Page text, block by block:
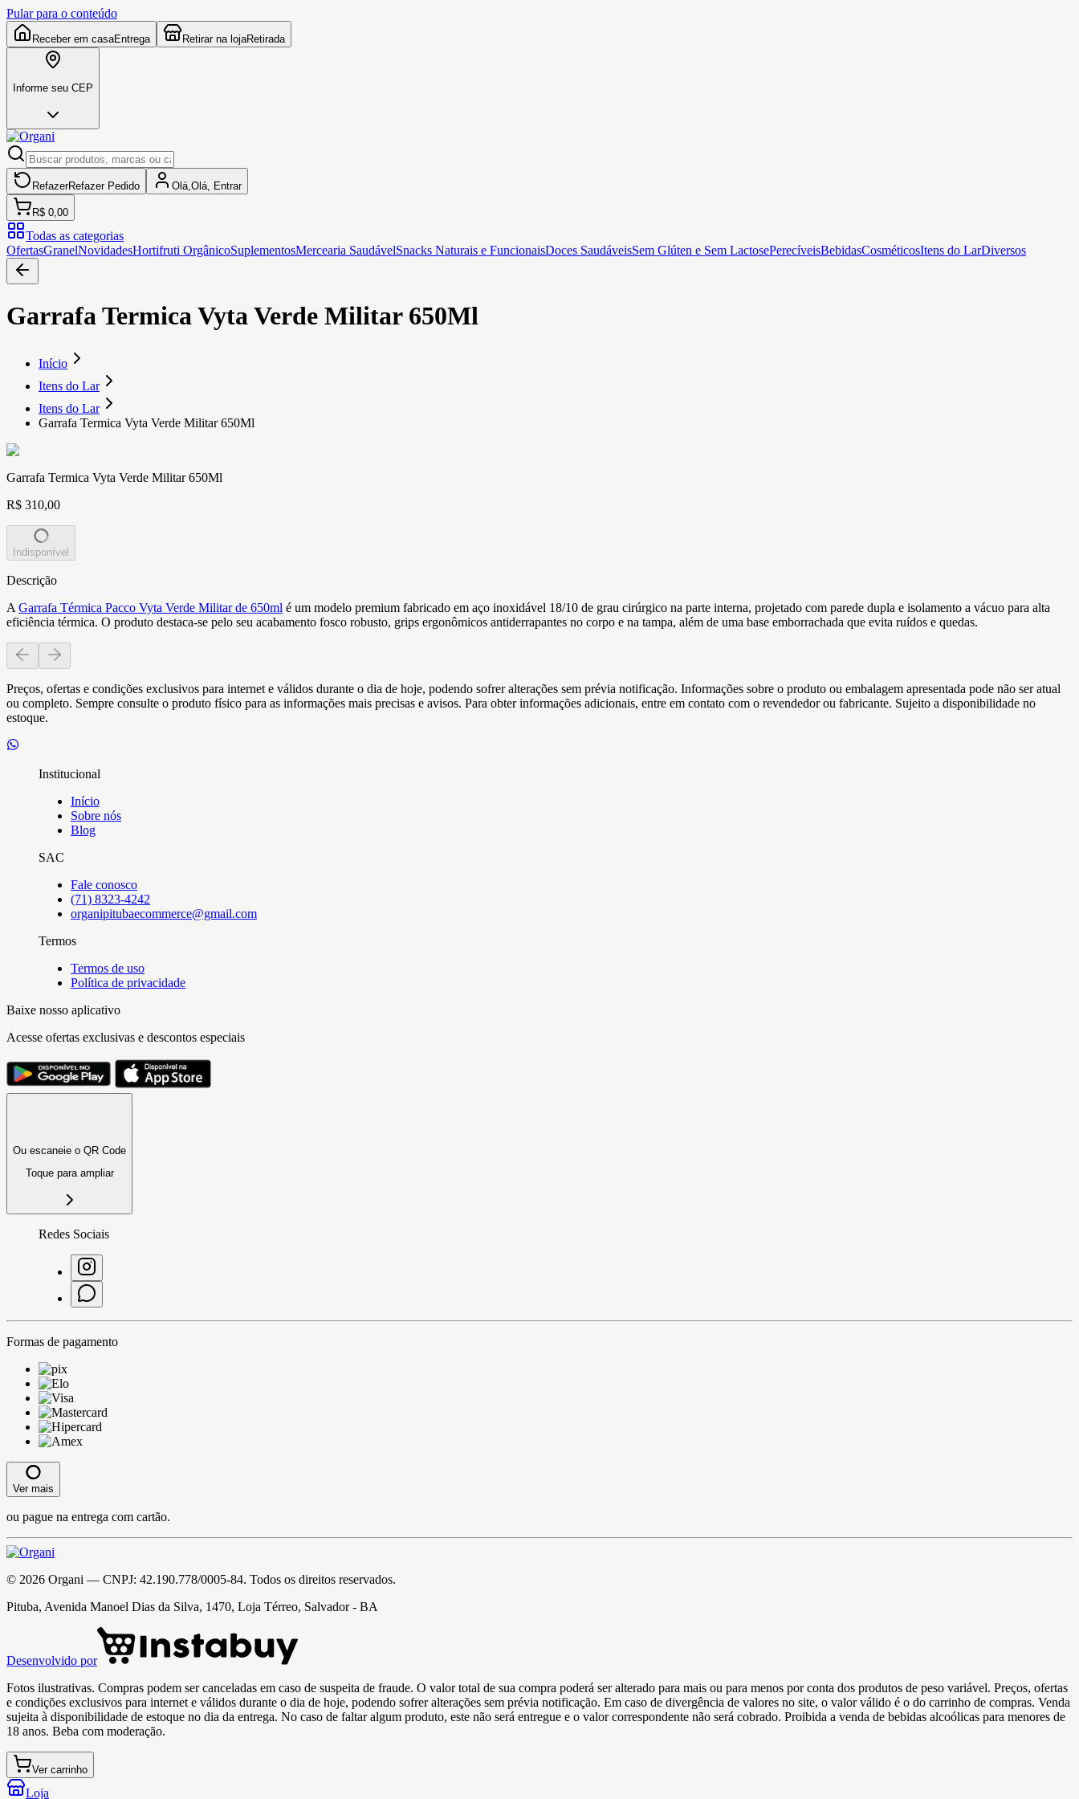
Pular para o conteúdo
Receber em casaEntrega Retirar na lojaRetirada
Informe seu CEP
RefazerRefazer Pedido Olá, Olá, Entrar
R$ 0,00
Todas as categorias
OfertasGranelNovidadesHortifruti OrgânicoSuplementosMercearia SaudávelSnacks Naturais e FuncionaisDoces SaudáveisSem Glúten e Sem LactosePerecíveisBebidasCosméticosItens do LarDiversos
Garrafa Termica Vyta Verde Militar 650Ml
Início
Itens do Lar
Itens do Lar
Garrafa Termica Vyta Verde Militar 650Ml
Garrafa Termica Vyta Verde Militar 650Ml
R$ 310,00
Indisponível
Descrição
A Garrafa Térmica Pacco Vyta Verde Militar de 650ml é um modelo premium fabricado em aço inoxidável 18/10 de grau cirúrgico na parte interna, projetado com parede dupla e isolamento a vácuo para alta
eficiência térmica. O produto destaca-se pelo seu acabamento fosco robusto, grips ergonômicos antiderrapantes no corpo e na tampa, além de uma base emborrachada que evita ruídos e quedas.
Preços, ofertas e condições exclusivos para internet e válidos durante o dia de hoje, podendo sofrer alterações sem prévia notificação. Informações sobre o produto ou embalagem apresentada pode não ser atual
ou completo. Sempre consulte o produto físico para as informações mais precisas e avisos. Para obter informações adicionais, entre em contato com o revendedor ou fabricante. Sujeito a disponibilidade no
estoque.
Institucional
Início
Sobre nós
Blog
SAC
Fale conosco
(71) 8323-4242
organipitubaecommerce@gmail.com
Termos
Termos de uso
Política de privacidade
Baixe nosso aplicativo
Acesse ofertas exclusivas e descontos especiais
Ou escaneie o QR Code
Toque para ampliar
Redes Sociais
Formas de pagamento
Ver mais
ou pague na entrega com cartão.
© 2026 Organi — CNPJ: 42.190.778/0005-84. Todos os direitos reservados.
Pituba, Avenida Manoel Dias da Silva, 1470, Loja Térreo, Salvador - BA
Desenvolvido por
Fotos ilustrativas. Compras podem ser canceladas em caso de suspeita de fraude. O valor total de sua compra poderá ser alterado para mais ou para menos por conta dos produtos de peso variável. Preços, ofertas
e condições exclusivos para internet e válidos durante o dia de hoje, podendo sofrer alterações sem prévia notificação. Em caso de divergência de valores no site, o valor válido é o do carrinho de compras. Venda
sujeita à disponibilidade de estoque no dia da entrega. No caso de faltar algum produto, este não será entregue e o valor correspondente não será cobrado. Proibida a venda de bebidas alcoólicas para menores de
18 anos. Beba com moderação.
Ver carrinho
Loja